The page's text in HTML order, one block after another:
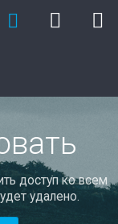
доступ ко всем
удалено.